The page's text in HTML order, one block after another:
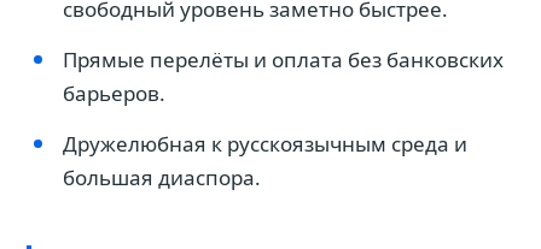
свободный уровень заметно быстрее.
Прямые перелёты и оплата без банковских
барьеров.
Дружелюбная к русскоязычным среда и
большая диаспора.